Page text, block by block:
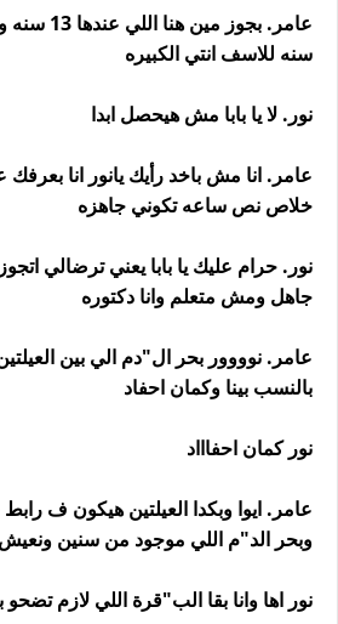
سنه للاسف انتي الكبيره
نور. لا يا بابا مش هيحصل ابدا
عامر. انا مش باخد رأيك يانور انا
خلاص نص ساعه تكوني جاهزه
نور. حرام عليك يا بابا يعني ترضالي
جاهل ومش متعلم وانا دكتوره
عامر. نوووور بحر ال"دم الي بين
بالنسب بينا وكمان احفاد
نور كمان احفاااد
عامر. ايوا وبكدا العيلتين هيكون ف رابط
وبحر الد"م اللي موجود من سنين ونعيش
نور اها وانا بقا الب"قرة اللي لازم تضحو